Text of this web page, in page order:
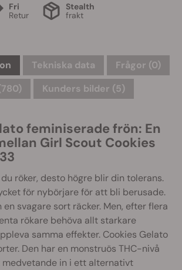
Fri
Retur
Stealth
frakt
Tekniska data Frågor (0)
Kunders bilder (5)
feminiserade frön: En
Girl Scout Cookies
röker, desto högre blir din tolerans.
för nybörjare för att bli berusade.
svagare sort räcker. Men, efter flera
rökare behöva allt starkare
samma effekter. Cookies Gelato
Den har en monstruös THC-nivå
in i ett alternativt